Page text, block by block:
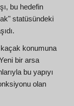
bu hedefin
statüsündeki
kaçak konumuna
bir arsa
bu yapıyı
olan